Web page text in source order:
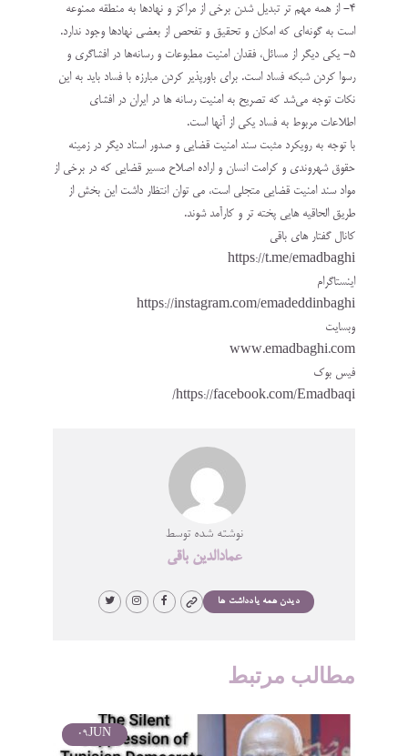
‏4- از همه مهم تر تبدیل شدن برخی از مراکز و نهادها به منطقه ممنوعه
است به گونه‌ای که امکان و تحقیق و ‏تفحص از بعضی نهادها وجود ندارد.‏‎ ‎
‏۵- یکی دیگر از مسائل، فقدان امنیت مطبوعات و رسانه‌ها در افشاگری و
رسوا کردن شبکه فساد است. برای ‏باورپذیر کردن مبارزه با فساد باید به این
نکات توجه می‌شد که تصریح به امنیت رسانه ها در ایران در افشای
‏اطلاعات مربوط به فساد یکی از آنها است.‏
با توجه به رویکرد مثبت سند امنیت قضایی و صدور اسناد دیگر در زمینه
حقوق شهروندی و کرامت انسان و اراده ‏اصلاح مسیر قضایی که در برخی از
مواد سند امنیت قضایی متجلی است، می توان انتظار داشت این بخش از
‏طریق الحاقیه هایی پخته تر و کارآمد شوند.‏
کانال گفتار های باقی
https://t.me/emadbaghi
اینستاگرام
https://instagram.com/emadeddinbaghi
وبسایت
www.emadbaghi.com
فیس بوک
https://facebook.com/Emadbaqi/
نوشته شده توسط
عمادالدین باقی
دیدن همه یادداشت ها
مطالب مرتبط
JUN
09